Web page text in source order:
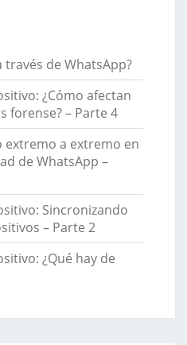
través de WhatsApp?
¿Cómo afectan
forense? – Parte 4
extremo a extremo en
de WhatsApp –
Sincronizando
– Parte 2
¿Qué hay de